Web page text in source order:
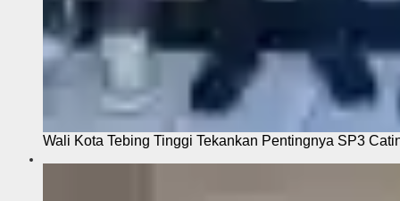
Wali Kota Tebing Tinggi Tekankan Pentingnya SP3